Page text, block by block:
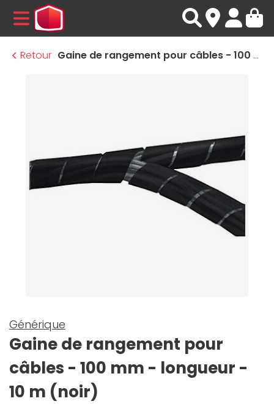
MENU
Retour
Gaine de rangement pour câbles - 100 mm - longueur - 10 m (noir)
Générique
Gaine de rangement pour
câbles - 100 mm - longueur -
10 m (noir)